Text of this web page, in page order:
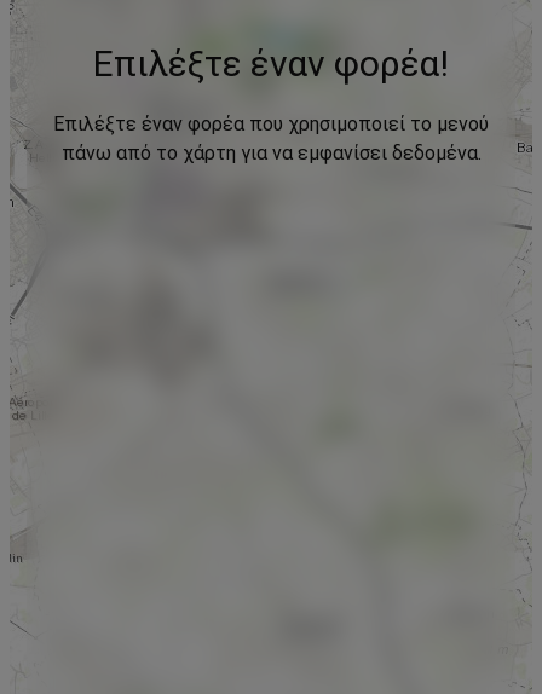
Επιλέξτε έναν φορέα!
Επιλέξτε έναν φορέα που χρησιμοποιεί το μενού
πάνω από το χάρτη για να εμφανίσει δεδομένα.